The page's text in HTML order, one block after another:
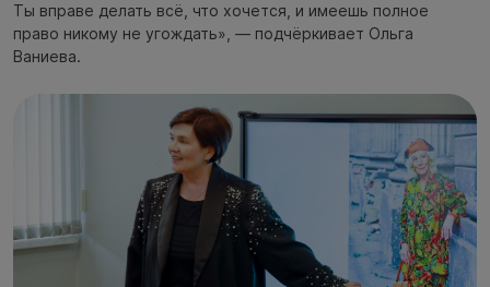
Ты вправе делать всё, что хочется, и имеешь полное
право никому не угождать», — подчёркивает Ольга
Ваниева.